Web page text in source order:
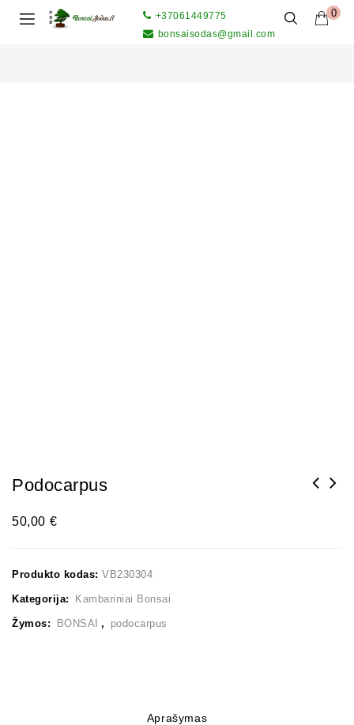
0
+37061449775
bonsaisodas@gmail.com
Podocarpus
50,00 €
Produkto kodas: VB230304
Kategorija: Kambariniai Bonsai
Žymos: BONSAI , podocarpus
Aprašymas